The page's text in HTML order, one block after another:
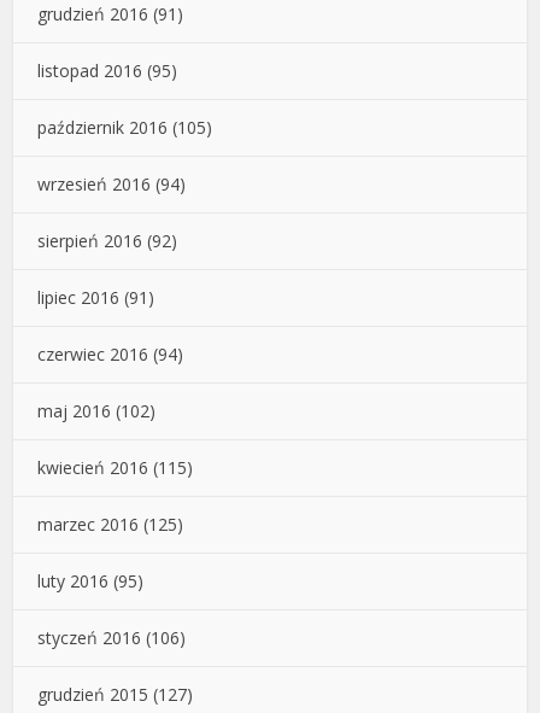
grudzień 2016 (91)
listopad 2016 (95)
październik 2016 (105)
wrzesień 2016 (94)
sierpień 2016 (92)
lipiec 2016 (91)
czerwiec 2016 (94)
maj 2016 (102)
kwiecień 2016 (115)
marzec 2016 (125)
luty 2016 (95)
styczeń 2016 (106)
grudzień 2015 (127)